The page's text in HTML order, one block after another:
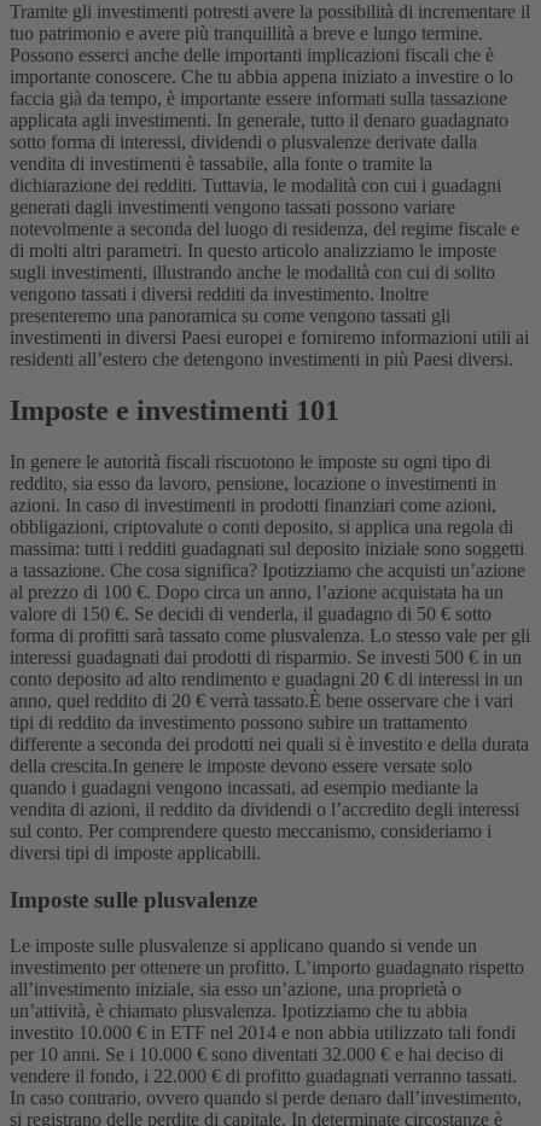
Tramite gli investimenti potresti avere la possibilità di incrementare il
tuo patrimonio e avere più tranquillità a breve e lungo termine.
Possono esserci anche delle importanti implicazioni fiscali che è
importante conoscere. Che tu abbia appena iniziato a investire o lo
faccia già da tempo, è importante essere informati sulla tassazione
applicata agli investimenti. In generale, tutto il denaro guadagnato
sotto forma di interessi, dividendi o plusvalenze derivate dalla
vendita di investimenti è tassabile, alla fonte o tramite la
dichiarazione dei redditi. Tuttavia, le modalità con cui i guadagni
generati dagli investimenti vengono tassati possono variare
notevolmente a seconda del luogo di residenza, del regime fiscale e
di molti altri parametri. In questo articolo analizziamo le imposte
sugli investimenti, illustrando anche le modalità con cui di solito
vengono tassati i diversi redditi da investimento. Inoltre
presenteremo una panoramica su come vengono tassati gli
investimenti in diversi Paesi europei e forniremo informazioni utili ai
residenti all’estero che detengono investimenti in più Paesi diversi.
Imposte e investimenti 101
In genere le autorità fiscali riscuotono le imposte su ogni tipo di
reddito, sia esso da lavoro, pensione, locazione o investimenti in
azioni. In caso di investimenti in prodotti finanziari come azioni,
obbligazioni, criptovalute o conti deposito, si applica una regola di
massima: tutti i redditi guadagnati sul deposito iniziale sono soggetti
a tassazione. Che cosa significa? Ipotizziamo che acquisti un’azione
al prezzo di 100 €. Dopo circa un anno, l’azione acquistata ha un
valore di 150 €. Se decidi di venderla, il guadagno di 50 € sotto
forma di profitti sarà tassato come plusvalenza. Lo stesso vale per gli
interessi guadagnati dai prodotti di risparmio. Se investi 500 € in un
conto deposito ad alto rendimento e guadagni 20 € di interessi in un
anno, quel reddito di 20 € verrà tassato.È bene osservare che i vari
tipi di reddito da investimento possono subire un trattamento
differente a seconda dei prodotti nei quali si è investito e della durata
della crescita.In genere le imposte devono essere versate solo
quando i guadagni vengono incassati, ad esempio mediante la
vendita di azioni, il reddito da dividendi o l’accredito degli interessi
sul conto. Per comprendere questo meccanismo, consideriamo i
diversi tipi di imposte applicabili.
Imposte sulle plusvalenze
Le imposte sulle plusvalenze si applicano quando si vende un
investimento per ottenere un profitto. L’importo guadagnato rispetto
all’investimento iniziale, sia esso un’azione, una proprietà o
un’attività, è chiamato plusvalenza. Ipotizziamo che tu abbia
investito 10.000 € in ETF nel 2014 e non abbia utilizzato tali fondi
per 10 anni. Se i 10.000 € sono diventati 32.000 € e hai deciso di
vendere il fondo, i 22.000 € di profitto guadagnati verranno tassati.
In caso contrario, ovvero quando si perde denaro dall’investimento,
si registrano delle perdite di capitale. In determinate circostanze è